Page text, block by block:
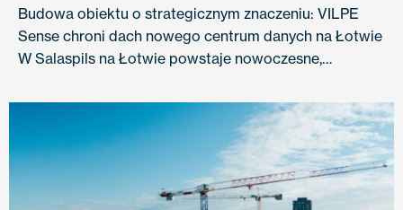
Budowa obiektu o strategicznym znaczeniu: VILPE
Sense chroni dach nowego centrum danych na Łotwie
W Salaspils na Łotwie powstaje nowoczesne,…